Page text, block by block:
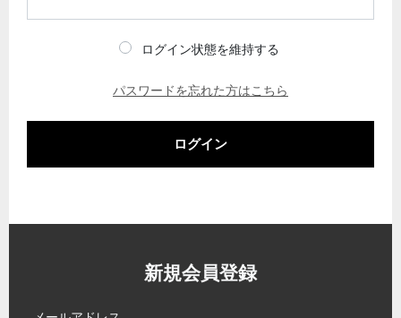
ログイン状態を維持する
パスワードを忘れた方はこちら
ログイン
新規会員登録